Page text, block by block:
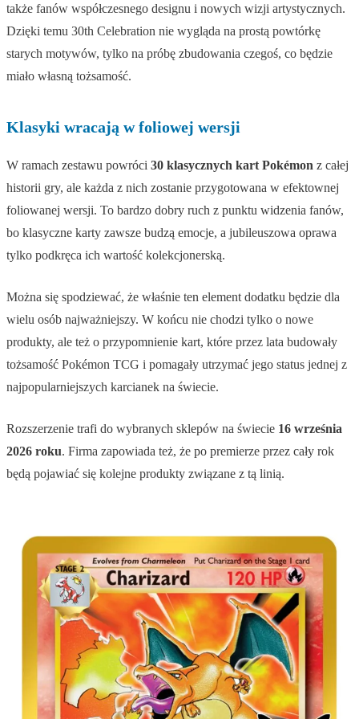
także fanów współczesnego designu i nowych wizji artystycznych.
Dzięki temu 30th Celebration nie wygląda na prostą powtórkę
starych motywów, tylko na próbę zbudowania czegoś, co będzie
miało własną tożsamość.
Klasyki wracają w foliowej wersji
W ramach zestawu powróci 30 klasycznych kart Pokémon z całej
historii gry, ale każda z nich zostanie przygotowana w efektownej
foliowanej wersji. To bardzo dobry ruch z punktu widzenia fanów,
bo klasyczne karty zawsze budzą emocje, a jubileuszowa oprawa
tylko podkręca ich wartość kolekcjonerską.
Można się spodziewać, że właśnie ten element dodatku będzie dla
wielu osób najważniejszy. W końcu nie chodzi tylko o nowe
produkty, ale też o przypomnienie kart, które przez lata budowały
tożsamość Pokémon TCG i pomagały utrzymać jego status jednej z
najpopularniejszych karcianek na świecie.
Rozszerzenie trafi do wybranych sklepów na świecie 16 września
2026 roku. Firma zapowiada też, że po premierze przez cały rok
będą pojawiać się kolejne produkty związane z tą linią.